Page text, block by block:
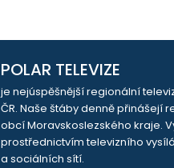
POLAR TELEVIZE
je nejúspěšnější regionální
ČR. Naše štáby denně přinášejí
obcí Moravskoslezského kraje.
prostřednictvím televizního
a sociálních sítí.